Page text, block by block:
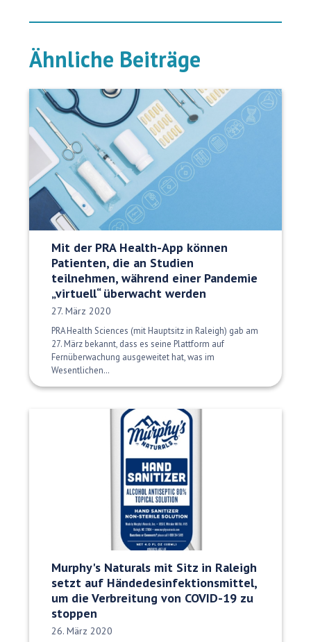
Ähnliche Beiträge
Mit der PRA Health-App können
Patienten, die an Studien
teilnehmen, während einer Pandemie
„virtuell“ überwacht werden
Veröffentlichungsdatum:
27. März 2020
PRA Health Sciences (mit Hauptsitz in Raleigh) gab am
27. März bekannt, dass es seine Plattform auf
Fernüberwachung ausgeweitet hat, was im
Wesentlichen…
Murphy's Naturals mit Sitz in Raleigh
setzt auf Händedesinfektionsmittel,
um die Verbreitung von COVID-19 zu
stoppen
Veröffentlichungsdatum:
26. März 2020